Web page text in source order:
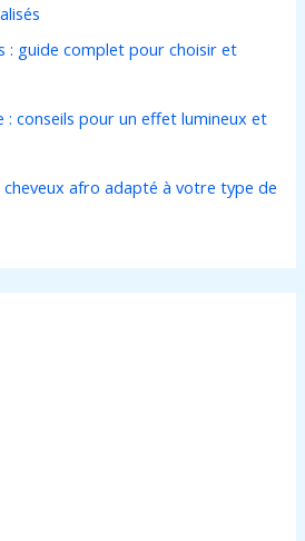
: guide complet pour choisir et
: conseils pour un effet lumineux et
afro adapté à votre type de